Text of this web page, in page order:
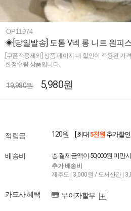
OP11974
◈[당일발송] 도톰 V넥 롱 니트 원피
[쿠폰적용제외] 상품 페이지 내 할인이 적용된 가
한정수량 상품입니다.
19,980원 5,980원
적립금 120원 [ 최대 5천원 추가할인
배송비 총 결제금액이 50,000원 미만
추가 배송비
제주도 | 3,000원 / 도서산간 |
카드사 혜택 무이자할부